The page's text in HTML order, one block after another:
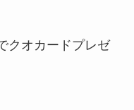
クオカードプレゼ